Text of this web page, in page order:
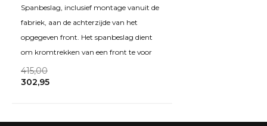
Spanbeslag, inclusief montage vanuit de
fabriek, aan de achterzijde van het
opgegeven front. Het spanbeslag dient
om kromtrekken van een front te voor
415,00
302,95